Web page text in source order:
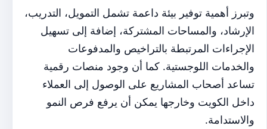
وتبرز أهمية توفير بيئة داعمة تشمل التمويل، التدريب،
الإرشاد، والمساحات المشتركة، إضافة إلى تسهيل
الإجراءات المرتبطة بالتراخيص والمدفوعات
والخدمات اللوجستية. كما أن وجود منصات رقمية
تساعد أصحاب المشاريع على الوصول إلى العملاء
داخل الكويت وخارجها يمكن أن يرفع فرص النمو
والاستدامة.